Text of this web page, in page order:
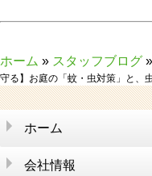
ホーム » スタッフブログ »
守る】お庭の「蚊・虫対策」と、
ホーム
会社情報